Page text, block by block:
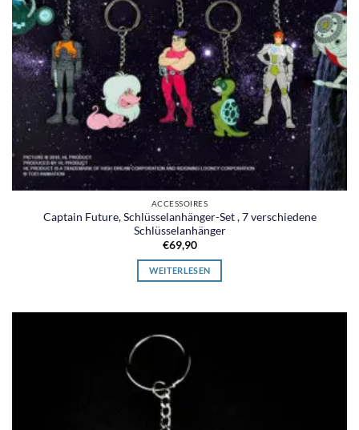
ACCESSOIRES
Captain Future, Schlüsselanhänger-Set , 7 verschiedene
Schlüsselanhänger
€69,90
WEITERLESEN